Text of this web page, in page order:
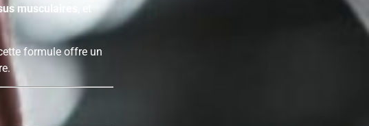
musculaires
formule offre un